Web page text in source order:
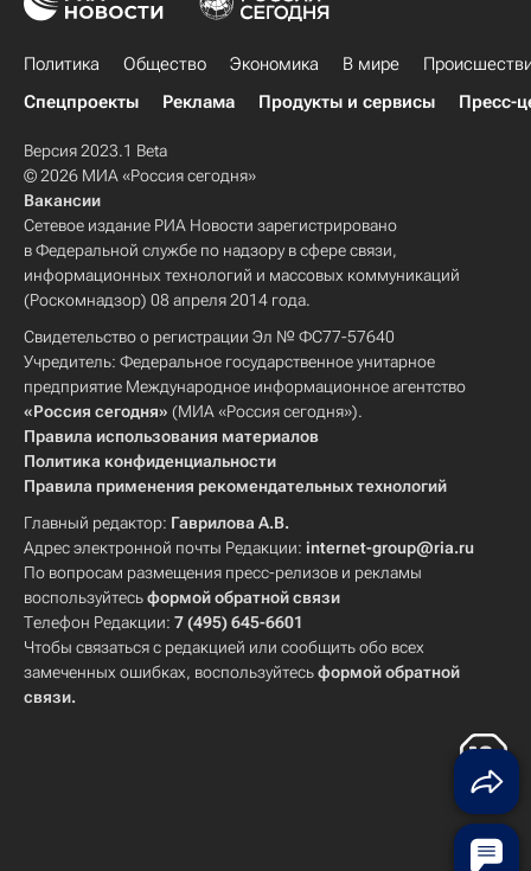
Политика Общество Экономика В мире
Спецпроекты
Реклама Продукты и сервисы Пресс-
Версия 2023.1 Beta
© 2026 МИА «Россия сегодня»
Вакансии
Сетевое издание РИА Новости зарегистрировано
в Федеральной службе по надзору в сфере связи,
информационных технологий и массовых коммуникаций
(Роскомнадзор) 08 апреля 2014 года.
Свидетельство о регистрации Эл № ФС77-57640
Учредитель: Федеральное государственное унитарное
предприятие Международное информационное агентство
«Россия сегодня» (МИА «Россия сегодня»).
Правила использования материалов
Политика конфиденциальности
Правила применения рекомендательных технологий
Главный редактор: Гаврилова А.В.
Адрес электронной почты Редакции: internet-group@ria.ru
По вопросам размещения пресс-релизов и рекламы
воспользуйтесьформой обратной связи
Телефон Редакции: 7 (495) 645-6601
Чтобы связаться с редакцией или сообщить обо всех
замеченных ошибках, воспользуйтесьформой обратной
связи.